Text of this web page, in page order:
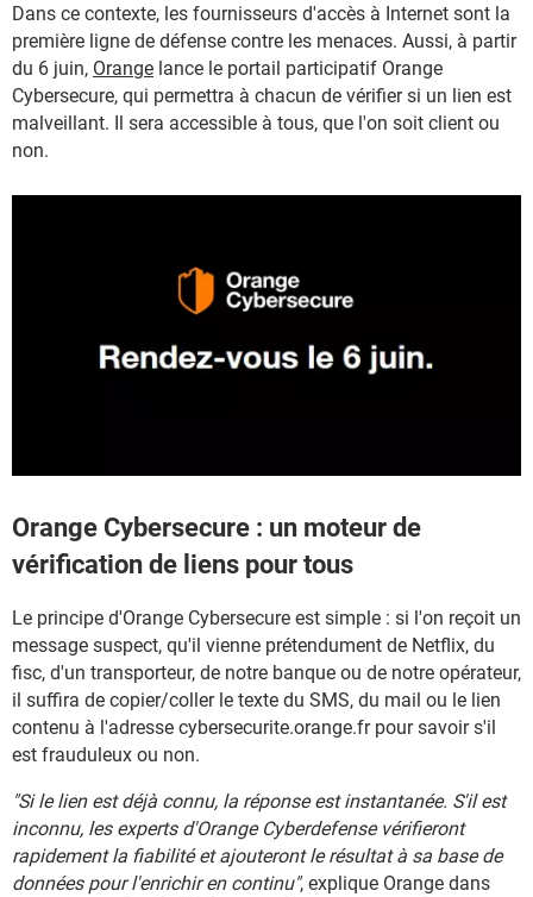
Dans ce contexte, les fournisseurs d'accès à Internet sont la
première ligne de défense contre les menaces. Aussi, à partir
du 6 juin, Orange lance le portail participatif Orange
Cybersecure, qui permettra à chacun de vérifier si un lien est
malveillant. Il sera accessible à tous, que l'on soit client ou
non.
Orange Cybersecure : un moteur de
vérification de liens pour tous
Le principe d'Orange Cybersecure est simple : si l'on reçoit un
message suspect, qu'il vienne prétendument de Netflix, du
fisc, d'un transporteur, de notre banque ou de notre opérateur,
il suffira de copier/coller le texte du SMS, du mail ou le lien
contenu à l'adresse cybersecurite.orange.fr pour savoir s'il
est frauduleux ou non.
"Si le lien est déjà connu, la réponse est instantanée. S'il est
inconnu, les experts d'Orange Cyberdefense vérifieront
rapidement la fiabilité et ajouteront le résultat à sa base de
données pour l'enrichir en continu", explique Orange dans